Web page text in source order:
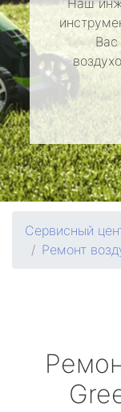
Наш
Вас
Сервисный
Ремонт